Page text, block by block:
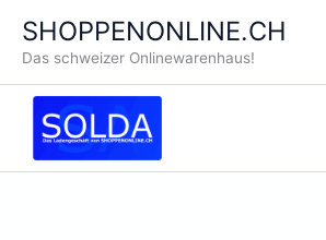
Inhalt
springen
SHOPPENONLINE.CH
Das schweizer Onlinewarenhaus!